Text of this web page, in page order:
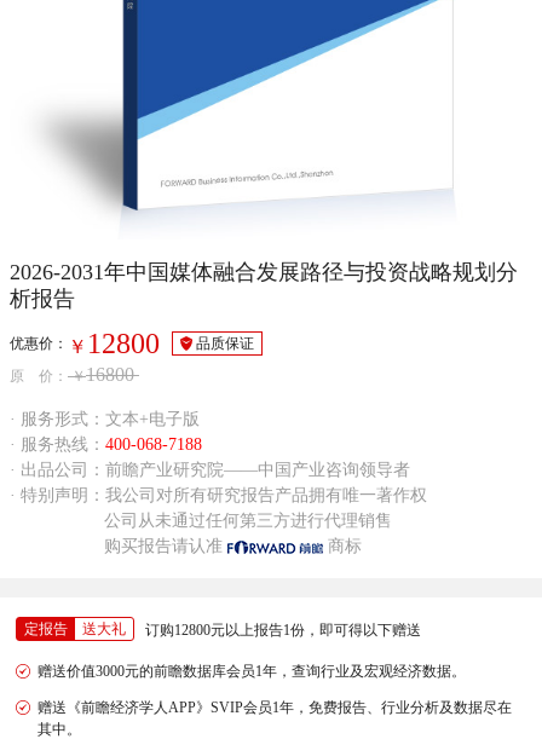
2026-2031年中国媒体融合发展路径与投资战略规划分
析报告
优惠价： ￥ 12800
品质保证
原 价： ￥16800
· 服务形式：文本+电子版
· 服务热线： 400-068-7188
· 出品公司：前瞻产业研究院——中国产业咨询领导者
· 特别声明：我公司对所有研究报告产品拥有唯一著作权
公司从未通过任何第三方进行代理销售
购买报告请认准
商标
定报告 送大礼 订购12800元以上报告1份，即可得以下赠送
赠送价值3000元的前瞻数据库会员1年，查询行业及宏观经济数据。
赠送《前瞻经济学人APP》SVIP会员1年，免费报告、行业分析及数据尽在
其中。